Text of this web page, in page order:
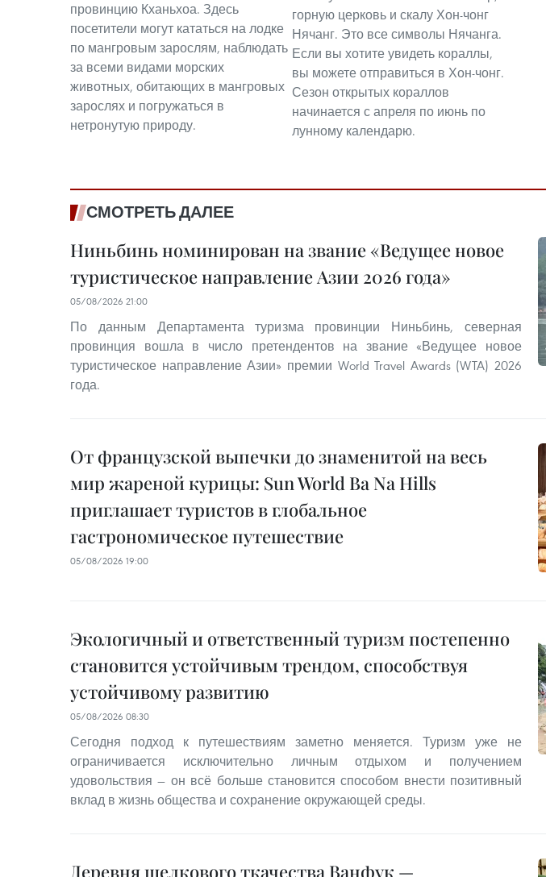
провинцию Кханьхоа. Здесь
посетители могут кататься на лодке
по мангровым зарослям, наблюдать
за всеми видами морских
животных, обитающих в мангровых
зарослях и погружаться в
нетронутую природу.
горную церковь и скалу Хон-чонг
Нячанг. Это все символы Нячанга.
Если вы хотите увидеть кораллы,
вы можете отправиться в Хон-чонг.
Сезон открытых кораллов
начинается с апреля по июнь по
лунному календарю.
СМОТРЕТЬ ДАЛЕЕ
Ниньбинь номинирован на звание «Ведущее новое
туристическое направление Азии 2026 года»
05/08/2026 21:00
По данным Департамента туризма провинции Ниньбинь, северная
провинция вошла в число претендентов на звание «Ведущее новое
туристическое направление Азии» премии World Travel Awards (WTA) 2026
года.
От французской выпечки до знаменитой на весь
мир жареной курицы: Sun World Ba Na Hills
приглашает туристов в глобальное
гастрономическое путешествие
05/08/2026 19:00
Экологичный и ответственный туризм постепенно
становится устойчивым трендом, способствуя
устойчивому развитию
05/08/2026 08:30
Сегодня подход к путешествиям заметно меняется. Туризм уже не
ограничивается исключительно личным отдыхом и получением
удовольствия — он всё больше становится способом внести позитивный
вклад в жизнь общества и сохранение окружающей среды.
Деревня шелкового ткачества Ванфук —